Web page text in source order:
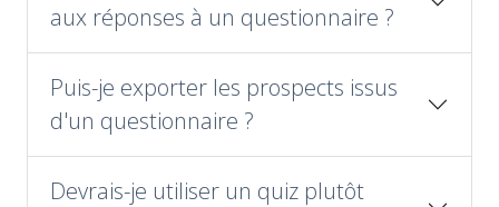
aux réponses à un questionnaire ?
Puis-je exporter les prospects issus
d'un questionnaire ?
Devrais-je utiliser un quiz plutôt